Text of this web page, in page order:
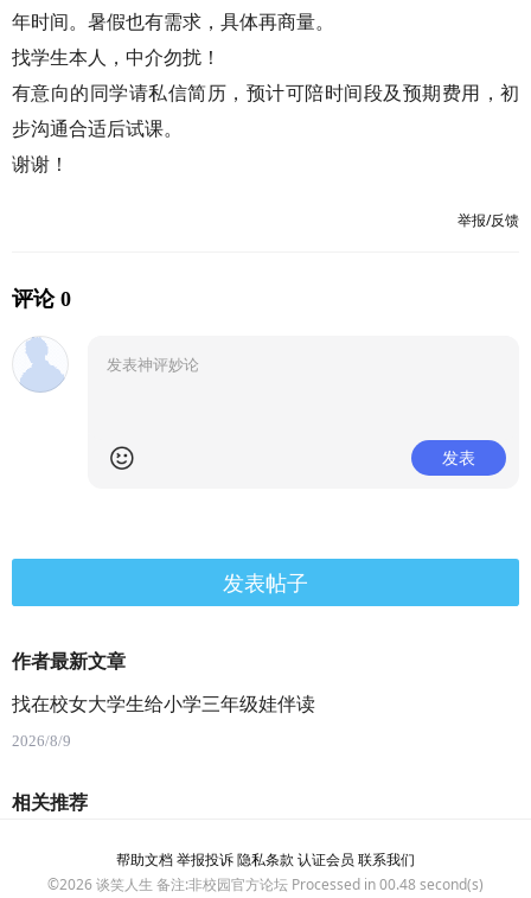
年时间。暑假也有需求，具体再商量。
找学生本人，中介勿扰！
有意向的同学请私信简历，预计可陪时间段及预期费用，初
步沟通合适后试课。
谢谢！
举报/反馈
评论 0
发表
发表帖子
作者最新文章
找在校女大学生给小学三年级娃伴读
2026/8/9
相关推荐
帮助文档举报投诉隐私条款 认证会员 联系我们
©2026谈笑人生 备注:非校园官方论坛 Processed in 00.48 second(s)